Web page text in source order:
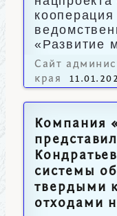
«Развитие
комплекса
Сайт
края
Компания
системы
твердыми
отходами